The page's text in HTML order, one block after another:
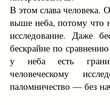
В этом слава человека.
выше неба, потому что
исследование. Даже
бескрайне по
у неба есть
человеческому
паломничество — без